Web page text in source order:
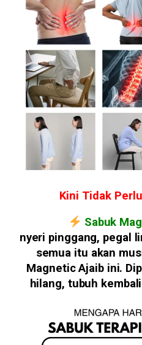
Kini Tidak
Sabuk
nyeri pinggang, pegal
semua itu akan
Magnetic Ajaib ini.
hilang, tubuh